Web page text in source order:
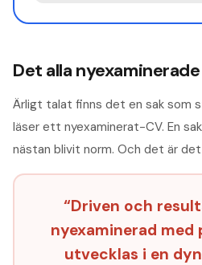
Det alla
Ärligt talat finns det en sak som
läser ett nyexaminerat-CV. En
nästan blivit norm. Och det är
“Driven och
nyexaminerad
utvecklas i en